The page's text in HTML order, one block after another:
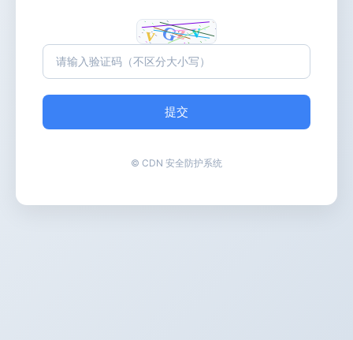
提交
© CDN 安全防护系统